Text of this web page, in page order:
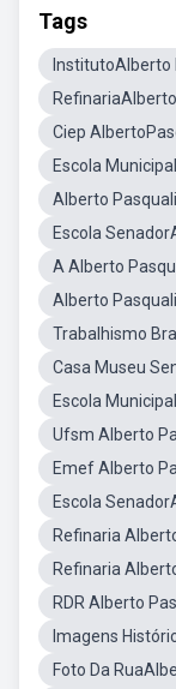
Tags
InstitutoAlberto
Ciep
Escola
Alberto
Escola
A Alberto
Alberto
Trabalhismo
Casa Museu
Escola
Ufsm Alberto
Emef Alberto
Escola
Refinaria
Refinaria
RDR Alberto
Imagens
Foto Da